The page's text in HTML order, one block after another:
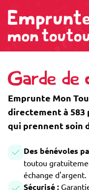
Garde de
Emprunte Mon
directement à 583
qui prennent soin
Des bénévoles
toutou
échange d'argent.
Sécurisé :